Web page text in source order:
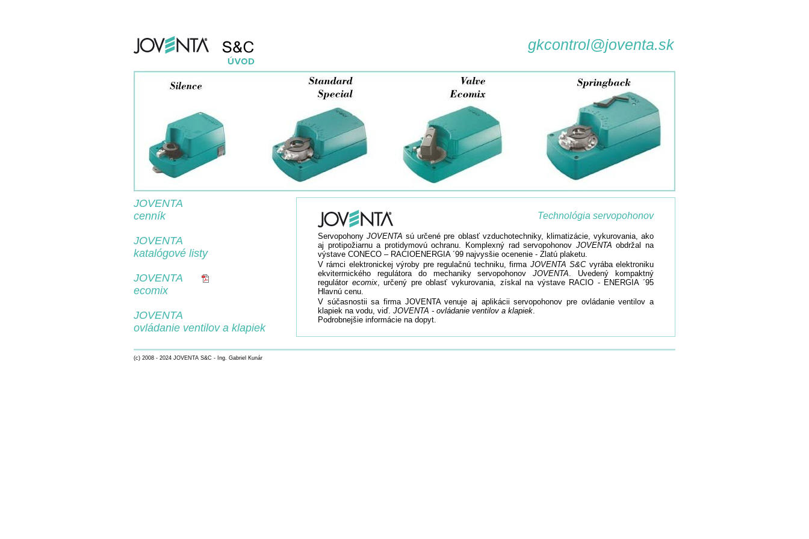
gkcontrol@joventa.sk
JOVENTA
cenník
JOVENTA
katalógové listy
JOVENTA
ecomix
JOVENTA
ovládanie ventilov a klapiek
Technológia servopohonov
ServopohonyJOVENTA sú určené pre oblasť vzduchotechniky, klimatizácie, vykurovania, ako
aj protipožiarnu a protidymovú ochranu. Komplexný rad servopohonov JOVENTA obdržal na
výstave CONECO – RACIOENERGIA ´99 najvysšie ocenenie - Zlatú plaketu.
V rámci elektronickej výroby pre regulačnú techniku, firma JOVENTA S&Cvyrába elektroniku
ekvitermického regulátora do mechaniky servopohonovJOVENTA. Uvedený kompaktný
regulátor ecomix, určený pre oblasť vykurovania, získal na výstave RACIO - ENERGIA ´95
Hlavnú cenu.
V súčasnostii sa firma JOVENTA venuje aj aplikácii servopohonov pre ovládanie ventilov a
klapiek na vodu, viď. JOVENTA - ovládanie ventilov a klapiek.
Podrobnejšie informácie na dopyt.
(c) 2008 - 2024 JOVENTA S&C - Ing. Gabriel Kunár